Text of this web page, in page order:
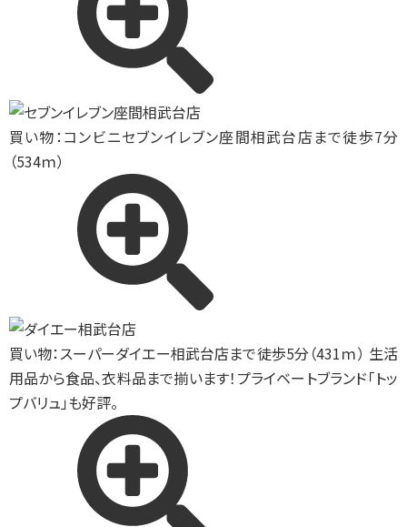
買い物：コンビニセブンイレブン座間相武台店まで徒歩7分
（534ｍ）
買い物：スーパーダイエー相武台店まで徒歩5分（431ｍ） 生活
用品から食品、衣料品まで揃います！プライベートブランド「トッ
プバリュ」も好評。